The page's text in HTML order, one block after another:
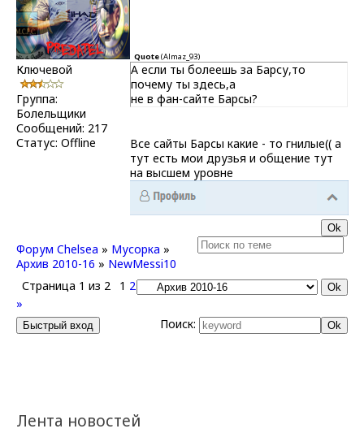
Лента новостей
Ключевой
Группа:
Болельщики
Сообщений: 217
Статус: Offline
Quote(Almaz_93)
А если ты болеешь за Барсу,то
почему ты здесь,а
не в фан-сайте Барсы?
Все сайты Барсы какие - то гнилые(( а
тут есть мои друзья и общение тут
на высшем уровне
Форум Chelsea » Мусорка »
Архив 2010-16 » NewMessi10
Страница 1 из 2 1 2
»
Поиск: